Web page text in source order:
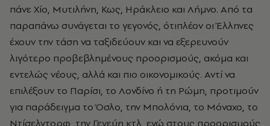
πάνε Χίο, Μυτιλήνη, Κως, Ηράκλειο και Λήμνο. Από τα
παραπάνω συνάγεται το γεγονός, ότιπλέον οι Έλληνες
έχουν την τάση να ταξιδεύουν και να εξερευνούν
λιγότερο προβεβλημένους προορισμούς, ακόμα και
εντελώς νέους, αλλά και πιο οικονομικούς. Αντί να
επιλέξουν το Παρίσι, το Λονδίνο ή τη Ρώμη, προτιμούν
για παράδειγμα το Όσλο, την Μπολόνια, το Μόναχο, το
Ντίσελντορφ, την Γενεύη κτλ, ενώ στους προορισμούς